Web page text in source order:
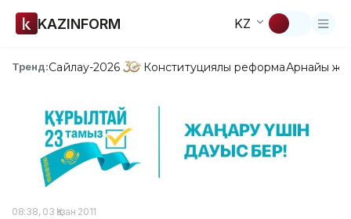
KAZINFORM KZ
Тренд:Сайлау-2026 Конституциялық реформаАрнайы
08:38, 03 Қазан 2011